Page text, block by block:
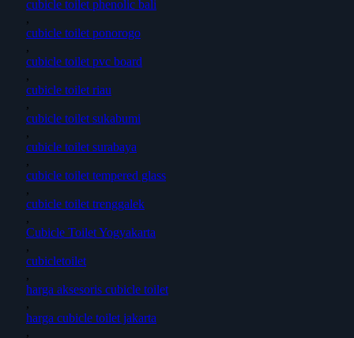
cubicle toilet phenolic bali
,
cubicle toilet ponorogo
,
cubicle toilet pvc board
,
cubicle toilet riau
,
cubicle toilet sukabumi
,
cubicle toilet surabaya
,
cubicle toilet tempered glass
,
cubicle toilet trenggalek
,
Cubicle Toilet Yogyakarta
,
cubicletoilet
,
harga aksesoris cubicle toilet
,
harga cubicle toilet jakarta
,